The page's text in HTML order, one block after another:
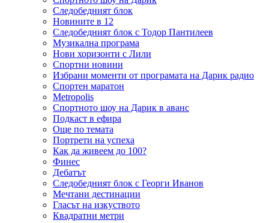
Следобедният блок
Новините в 12
Следобедният блок с Тодор Пантилеев
Музикална програма
Нови хоризонти с Лили
Спортни новини
Избрани моменти от програмата на Дарик радио
Спортен маратон
Metropolis
Спортното шоу на Дарик в аванс
Подкаст в ефира
Още по темата
Портрети на успеха
Как да живеем до 100?
Финес
Дебатът
Следобедният блок с Георги Иванов
Мечтани дестинации
Гласът на изкуството
Квадратни метри